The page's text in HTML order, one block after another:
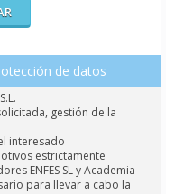
de datos
gestión de la
interesado
estrictamente
ENFES SL y Academia
para llevar a cabo la